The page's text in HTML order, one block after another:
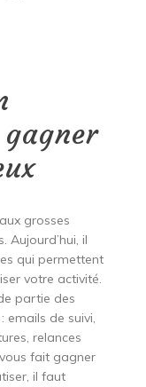
grosses
Aujourd’hui, il
qui permettent
votre activité.
partie des
emails de suivi,
relances
fait gagner
il faut